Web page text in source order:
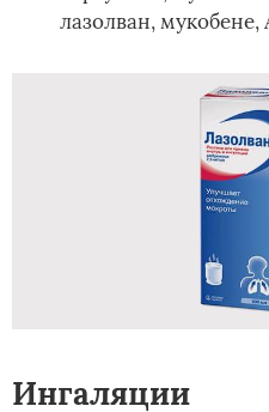
лазолван,
Ингаляции